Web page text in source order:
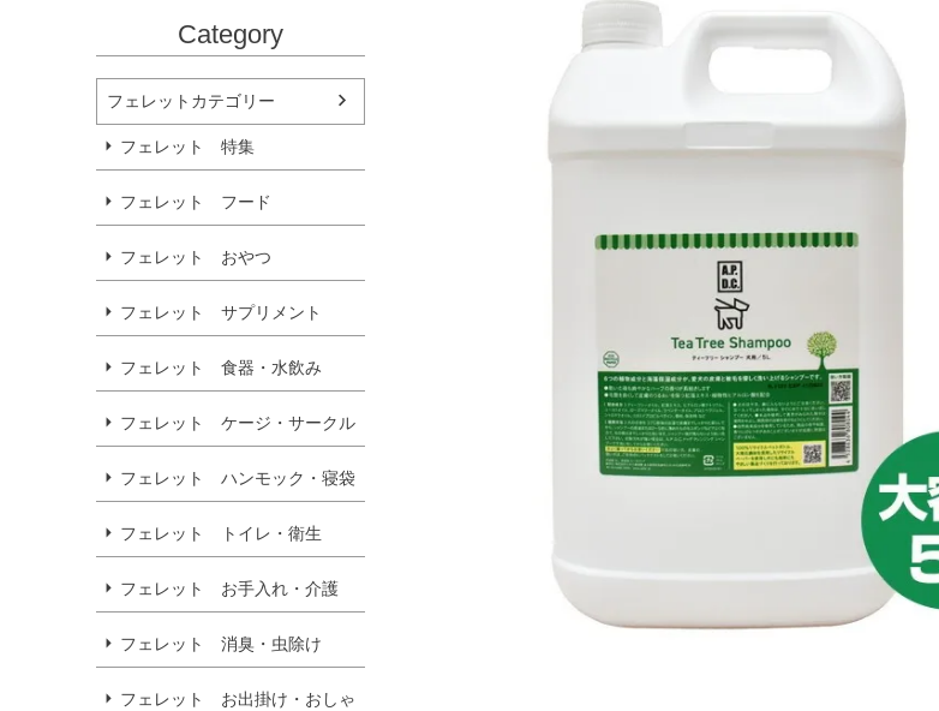
Category
フェレットカテゴリー
フェレット 特集
フェレット フード
フェレット おやつ
フェレット サプリメント
フェレット 食器・水飲み
フェレット ケージ・サークル
フェレット ハンモック・寝袋
フェレット トイレ・衛生
フェレット お手入れ・介護
フェレット 消臭・虫除け
フェレット お出掛け・おしゃ